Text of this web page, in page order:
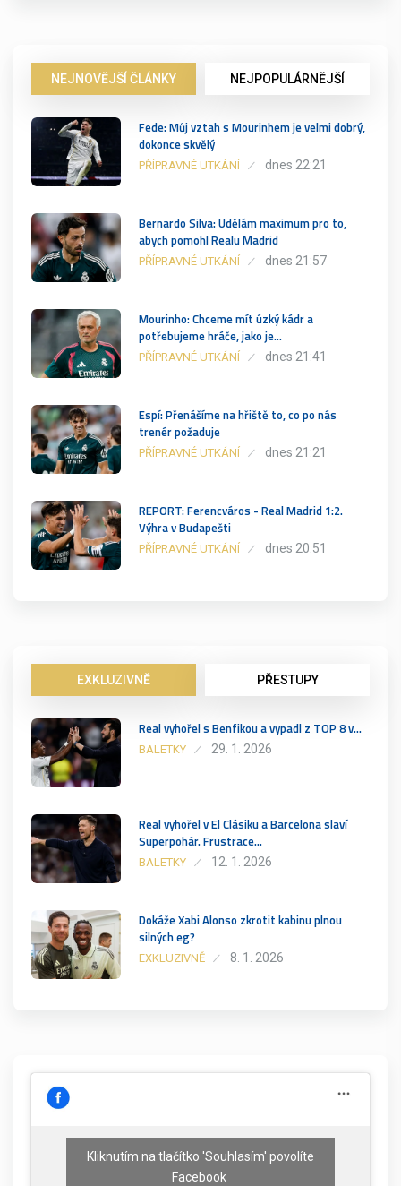
NEJNOVĚJŠÍ ČLÁNKY NEJPOPULÁRNĚJŠÍ
Fede: Můj vztah s Mourinhem je velmi dobrý,
dokonce skvělý
PŘÍPRAVNÉ UTKÁNÍ dnes 22:21
Bernardo Silva: Udělám maximum pro to,
abych pomohl Realu Madrid
PŘÍPRAVNÉ UTKÁNÍ dnes 21:57
Mourinho: Chceme mít úzký kádr a
potřebujeme hráče, jako je…
PŘÍPRAVNÉ UTKÁNÍ dnes 21:41
Espí: Přenášíme na hřiště to, co po nás
trenér požaduje
PŘÍPRAVNÉ UTKÁNÍ dnes 21:21
REPORT: Ferencváros - Real Madrid 1:2.
Výhra v Budapešti
PŘÍPRAVNÉ UTKÁNÍ dnes 20:51
EXKLUZIVNĚ PŘESTUPY
Real vyhořel s Benfikou a vypadl z TOP 8 v…
BALETKY 29. 1. 2026
Real vyhořel v El Clásiku a Barcelona slaví
Superpohár. Frustrace…
BALETKY 12. 1. 2026
Dokáže Xabi Alonso zkrotit kabinu plnou
silných eg?
EXKLUZIVNĚ 8. 1. 2026
Kliknutím na tlačítko 'Souhlasím' povolíte
Facebook